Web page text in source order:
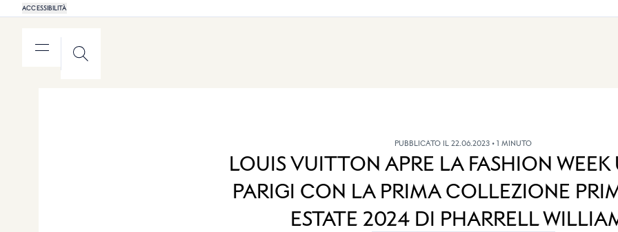
ACCESSIBILITÀ
MENU RICERCA
LOUIS VUITTON APRE LA FASHION
PARIGI CON LA PRIMA COLLEZIONE
ESTATE 2024 DI PHARRELL
PUBBLICATO IL 22.06.2023 • 1 MINUTO